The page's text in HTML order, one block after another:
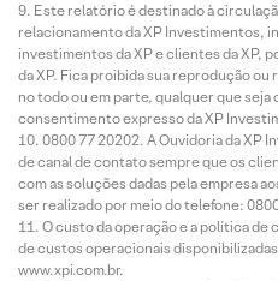
Este relatório é destinado à
relacionamento da XP Investimentos,
investimentos da XP e clientes da XP,
da XP. Fica proibida sua reprodução
no todo ou em parte, qualquer que
consentimento expresso da XP
0800 77 20202. A Ouvidoria da XP
de canal de contato sempre que os
com as soluções dadas pela empresa
ser realizado por meio do telefone:
O custo da operação e a política de
de custos operacionais
www.xpi.com.br.